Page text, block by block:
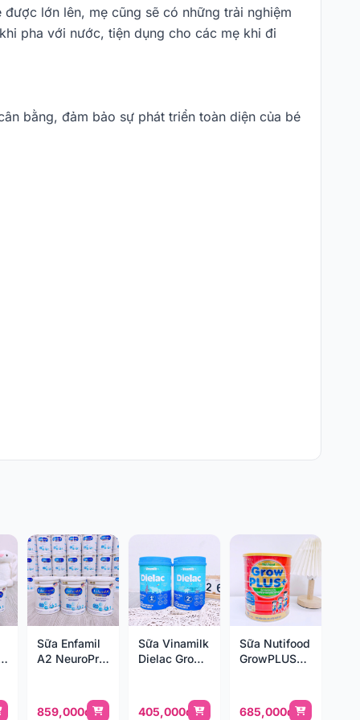
lớn lên, mẹ cũng sẽ có những trải nghiệm
pha với nước, tiện dụng cho các mẹ khi đi
bằng, đảm bảo sự phát triển toàn diện của bé
Sữa Enfamil
A2 NeuroPro
859,000đ
Sữa Vinamilk
Dielac Grow
405,000đ
Sữa Nutifood
GrowPLUS+
685,000đ